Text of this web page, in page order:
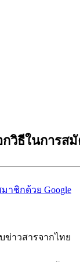
กวิธีในการส
าชิกด้วย Google
ข่าวสารจากไทย